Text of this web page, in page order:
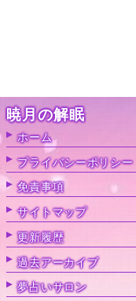
暁月の解眠
ホーム
プライバシーポリシー
免責事項
サイトマップ
更新履歴
過去アーカイブ
夢占いサロン